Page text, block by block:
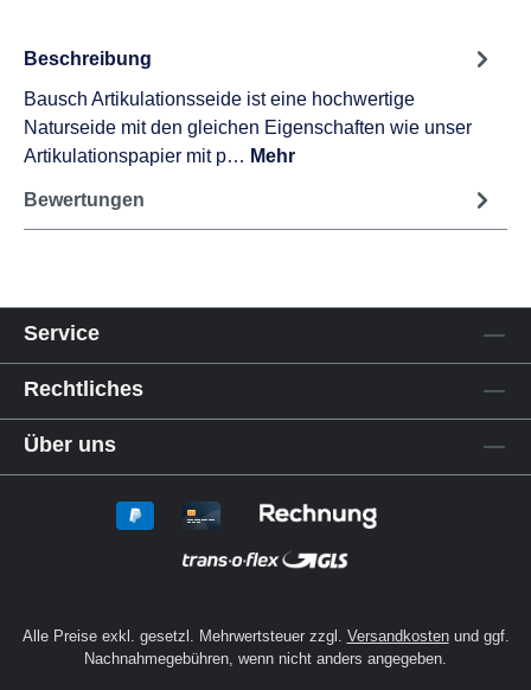
Beschreibung
Bausch Artikulationsseide ist eine hochwertige
Naturseide mit den gleichen Eigenschaften wie unser
Artikulationspapier mit p… Mehr
Bewertungen
Service
Rechtliches
Über uns
Alle Preise exkl. gesetzl. Mehrwertsteuer zzgl. Versandkostenund ggf.
Nachnahmegebühren, wenn nicht anders angegeben.